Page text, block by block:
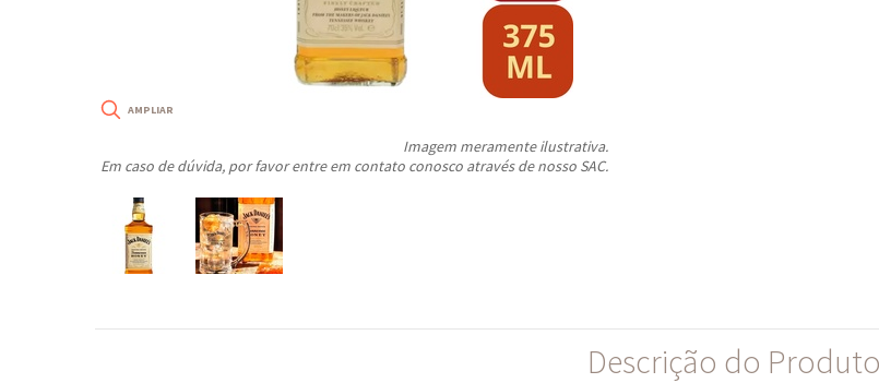
Imagem meramente ilustrativa.
Em caso de dúvida, por favor entre em contato conosco através de nosso SAC.
Descrição do Produto